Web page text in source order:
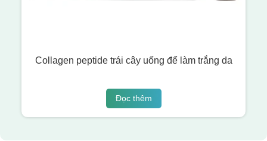
Collagen peptide trái cây uống để làm trắng da
Đọc thêm